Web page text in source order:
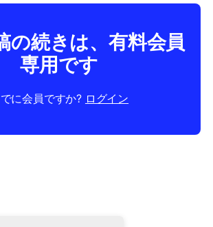
の続きは、有料会員
専用です
に会員ですか? ログイン